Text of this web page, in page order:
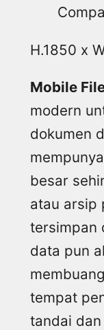
H.1850 x
Mobile
modern
dokumen
besar
atau arsip
tersimpan
data pun
tempat
tandai